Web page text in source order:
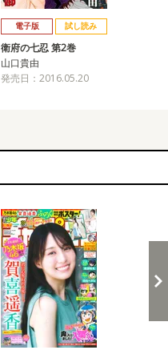
電子版 試し読み
衛府の七忍 第2巻
山口貴由
発売日：2016.05.20